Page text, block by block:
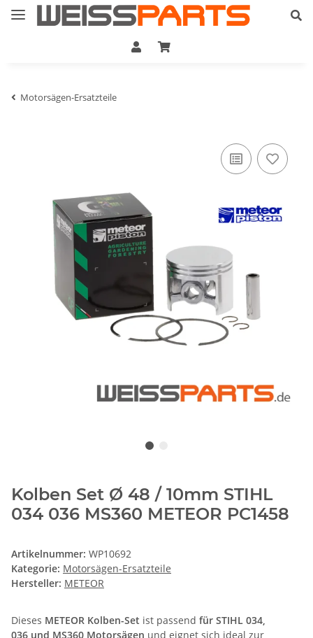
Motorsägen-Ersatzteile
Kolben Set Ø 48 / 10mm STIHL
034 036 MS360 METEOR PC1458
Artikelnummer: WP10692
Kategorie: Motorsägen-Ersatzteile
Hersteller: METEOR
Dieses METEOR Kolben-Set ist passend für STIHL 034,
036 und MS360 Motorsägen und eignet sich ideal zur